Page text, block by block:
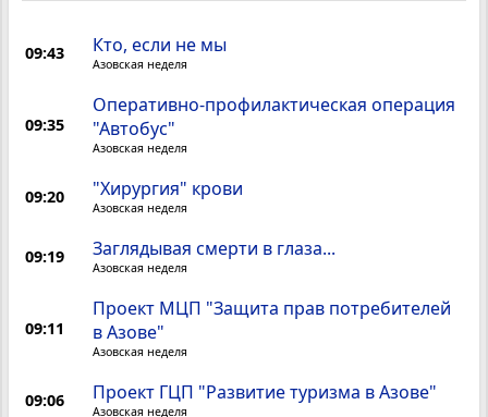
09:43 Кто, если не мы
Азовская неделя
09:35
Оперативно-профилактическая операция
"Автобус"
Азовская неделя
09:20 "Хирургия" крови
Азовская неделя
09:19 Заглядывая смерти в глаза...
Азовская неделя
09:11
Проект МЦП "Защита прав потребителей
в Азове"
Азовская неделя
09:06 Проект ГЦП "Развитие туризма в Азове"
Азовская неделя